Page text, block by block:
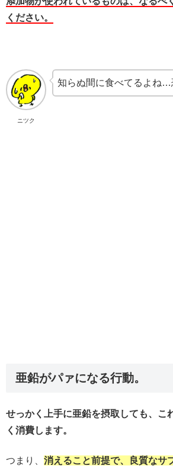
ください。
ニツク
知らぬ間に食べてるよね
亜鉛がパァになる行動。
せっかく上手に亜鉛を摂取しても、こ
く消費します。
つまり、 消えること前提で、良質なサ